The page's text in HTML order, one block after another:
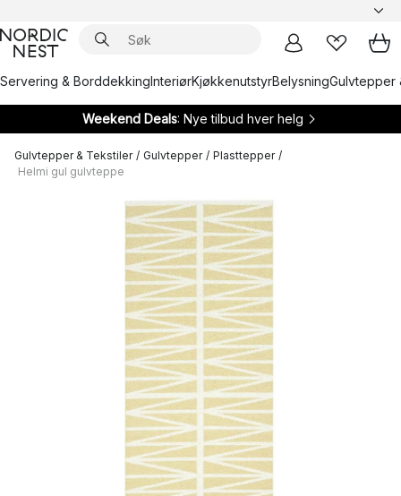
Servering & BorddekkingInteriørKjøkkenutstyrBelysningGulvtepper
Weekend Deals: Nye tilbud hver helg
Gulvtepper & Tekstiler / Gulvtepper / Plasttepper /
Helmi gul gulvteppe